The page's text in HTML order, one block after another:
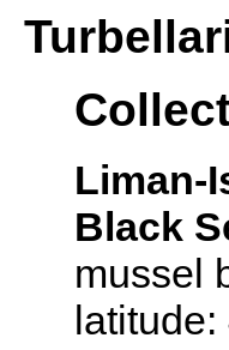
Liman-
Black
mussel